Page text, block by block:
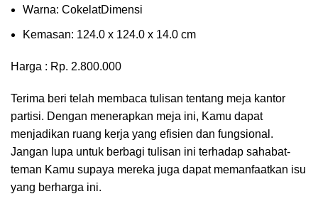
Wаrnа: CоkеlаtDіmеnѕі
Kеmаѕаn: 124.0 x 124.0 x 14.0 сm
Harga : Rp. 2.800.000
Terima beri telah membaca tulisan tentang meja kantor
partisi. Dengan menerapkan meja ini, Kamu dapat
menjadikan ruang kerja yang efisien dan fungsional.
Jangan lupa untuk berbagi tulisan ini terhadap sahabat-
teman Kamu supaya mereka juga dapat memanfaatkan isu
yang berharga ini.